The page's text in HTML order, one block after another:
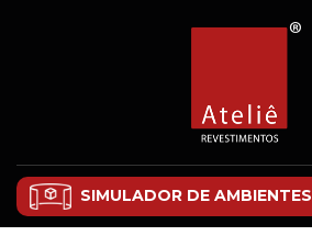
SIMULADOR DE AMBIENTES